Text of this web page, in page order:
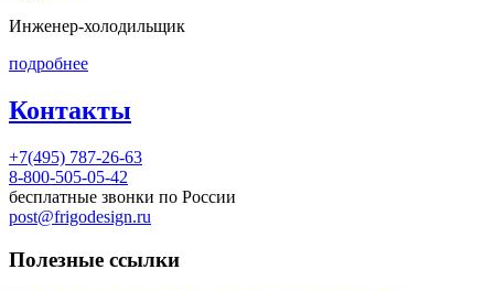
Инженер-холодильщик
подробнее
Контакты
+7(495) 787-26-63
8-800-505-05-42
бесплатные звонки по России
post@frigodesign.ru
Полезные ссылки